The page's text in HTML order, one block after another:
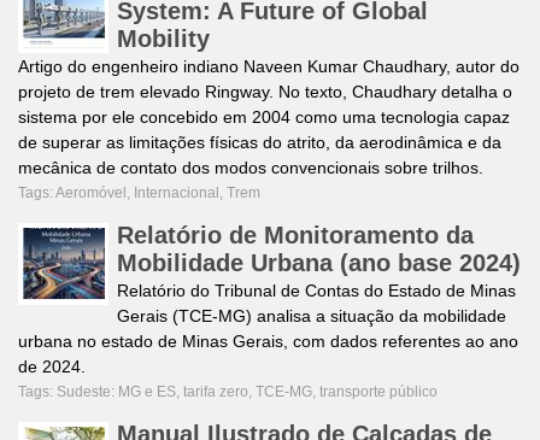
System: A Future of Global
Mobility
Artigo do engenheiro indiano Naveen Kumar Chaudhary, autor do
projeto de trem elevado Ringway. No texto, Chaudhary detalha o
sistema por ele concebido em 2004 como uma tecnologia capaz
de superar as limitações físicas do atrito, da aerodinâmica e da
mecânica de contato dos modos convencionais sobre trilhos.
Tags: Aeromóvel Internacional Trem
Relatório de Monitoramento da
Mobilidade Urbana (ano base 2024)
Relatório do Tribunal de Contas do Estado de Minas
Gerais (TCE-MG) analisa a situação da mobilidade
urbana no estado de Minas Gerais, com dados referentes ao ano
de 2024.
Tags: Sudeste: MG e ES tarifa zero TCE-MG transporte público
Manual Ilustrado de Calçadas de